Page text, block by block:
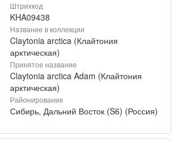
Штрихкод
KHA09438
Название в коллекции
Claytonia arctica (Клайтония
арктическая)
Принятое название
Claytonia arctica Adam (Клайтония
арктическая)
Районирование
Сибирь, Дальний Восток (S6) (Россия)